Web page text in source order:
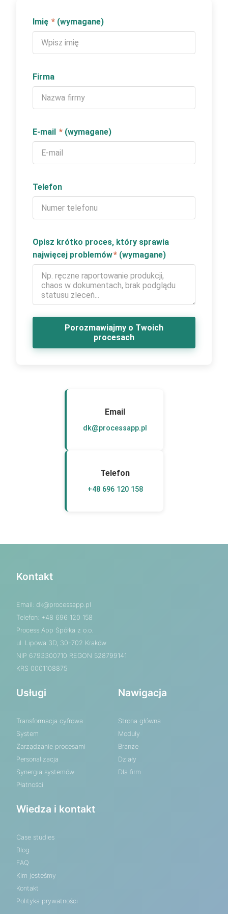
Imię * (wymagane)
Firma
E-mail * (wymagane)
Telefon
Opisz krótko proces, który sprawia
najwięcej problemów* (wymagane)
Porozmawiajmy o Twoich
procesach
Email
dk@processapp.pl
Telefon
+48 696 120 158
Kontakt
Email: dk@processapp.pl
Telefon: +48 696 120 158
Process App Spółka z o.o.
ul. Lipowa 3D, 30-702 Kraków
NIP 6793300710 REGON 528799141
KRS 0001108875
Usługi
Transformacja cyfrowa
System
Zarządzanie procesami
Personalizacja
Synergia systemów
Płatności
Nawigacja
Strona główna
Moduły
Branże
Działy
Dla firm
Wiedza i kontakt
Case studies
Blog
FAQ
Kim jesteśmy
Kontakt
Polityka prywatności